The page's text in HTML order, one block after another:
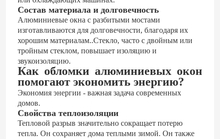
Состав материала и долговечность
Алюминиевые окна с разбитыми мостами
изготавливаются для долговечности, благодаря их
хорошим материалам..Стекло, часто с двойным или
тройным стеклом, повышает изоляцию и
звукоизоляцию.
Как обломки алюминиевых окон
помогают экономить энергию?
Экономия энергии - важная задача современных
домов.
Свойства теплоизоляции
Тепловой разрыв значительно сокращает потерю
тепла. Он сохраняет дома теплыми зимой. Он также